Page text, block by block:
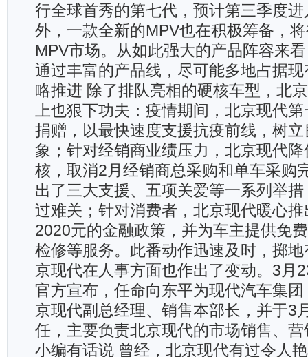
行全球首秀的第七代，预计第三季度
外，一款全新的MPV也在积极筹备，
MPV市场。从如此强大的产品阵容来
通过丰富的产品线，尽可能多地占据
略推进 除了排队亮相的硬核车型，北
上也狠下功夫：疫情期间，北京现代
捐赠，以最快速度支援抗疫前线，树
象；针对经销商业绩压力，北京现代
核，取消2月经销商总采购和单车采购
出了三大支援、五项关爱等一系列举
过难关；针对消费者，北京现代暖心
2020元的金融政策，并为车主提供免
检修等服务。此番动作迅速及时，掷
京现代在人事方面也作出了变动。3月
官方宣布，任命向东平为现代汽车集
京现代副总经理、销售本部长，并于3
任，主要负责北京现代的市场销售、
小编有话说 曾经，北京现代有过令人